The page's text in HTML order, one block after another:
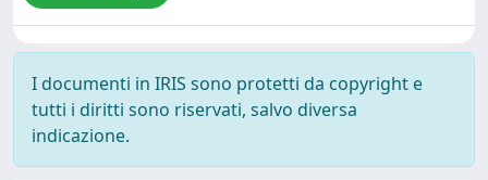
I documenti in IRIS sono protetti da copyright e
tutti i diritti sono riservati, salvo diversa
indicazione.